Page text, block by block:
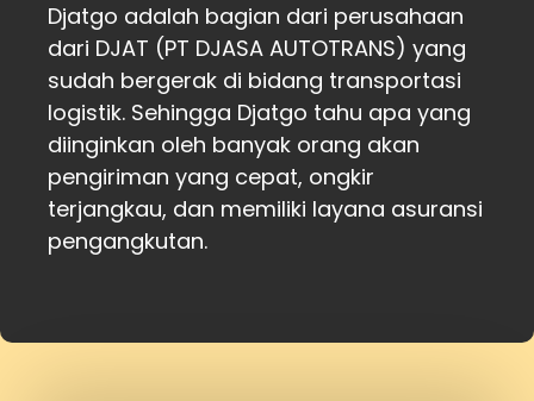
Djatgo adalah bagian dari perusahaan
dari DJAT (PT DJASA AUTOTRANS) yang
sudah bergerak di bidang transportasi
logistik. Sehingga Djatgo tahu apa yang
diinginkan oleh banyak orang akan
pengiriman yang cepat, ongkir
terjangkau, dan memiliki layana asuransi
pengangkutan.